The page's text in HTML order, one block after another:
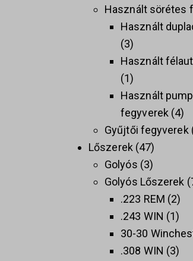
Használt sörétes
Használt
3
Használt
1
Használt
fegyverek 4
Gyűjtői fegyverek
Lőszerek 47
Golyós 3
Golyós Lőszerek
.223 REM 2
.243 WIN
1
30-30
.308 WIN
3